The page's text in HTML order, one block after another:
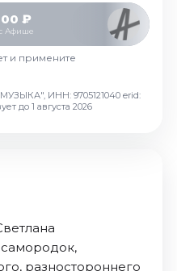
₽
Афише
и примените
ИНН: 9705121040 erid:
до 1 августа 2026
разностороннего